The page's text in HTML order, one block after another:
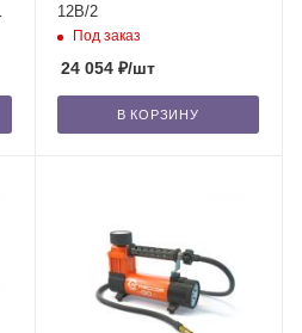
12В/2
Под заказ
24 054₽/шт
В КОРЗИНУ